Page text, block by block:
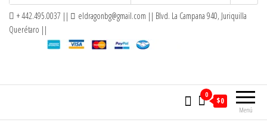
+ 442.495.0037 ||
eldragonbg@gmail.com || Blvd. La Campana 940, Juriquilla
Querétaro ||
Menú
0
$0